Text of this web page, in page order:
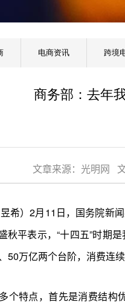
电商资讯 跨境
商务部：去年
文章来源：光明网
希）2月11日，国务院新
秋平表示，“十四五”时期
50万亿两个台阶，消费连
个特点，首先是消费结构